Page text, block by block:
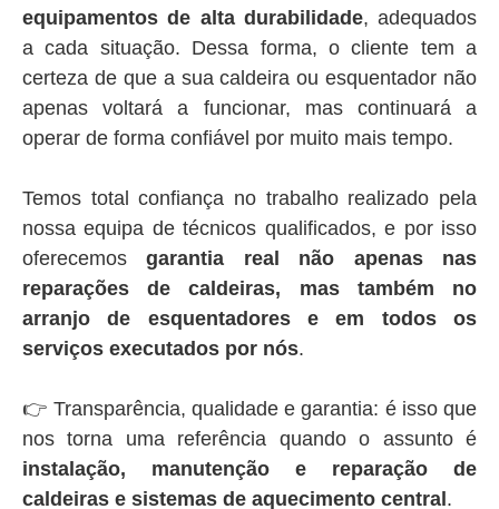
equipamentos de alta durabilidade, adequados
a cada situação. Dessa forma, o cliente tem a
certeza de que a sua caldeira ou esquentador não
apenas voltará a funcionar, mas continuará a
operar de forma confiável por muito mais tempo.
Temos total confiança no trabalho realizado pela
nossa equipa de técnicos qualificados, e por isso
oferecemosgarantia real não apenas nas
reparações de caldeiras, mas também no
arranjo de esquentadores e em todos os
serviços executados por nós.
👉 Transparência, qualidade e garantia: é isso que
nos torna uma referência quando o assunto é
instalação, manutenção e reparação de
caldeiras e sistemas de aquecimento central.